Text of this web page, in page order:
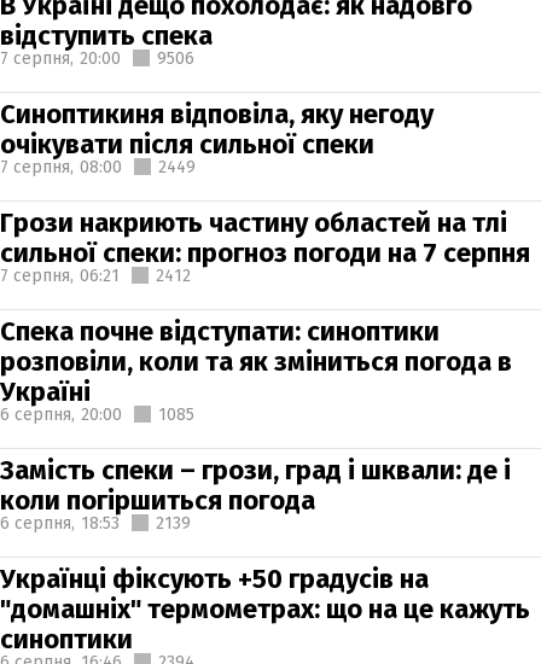
відступить спека
7 серпня, 20:00 9506
Синоптикиня відповіла, яку негоду
очікувати після сильної спеки
7 серпня, 08:00 2449
Грози накриють частину областей на тлі
сильної спеки: прогноз погоди на 7 серпня
7 серпня, 06:21 2412
Спека почне відступати: синоптики
розповіли, коли та як зміниться погода в
Україні
6 серпня, 20:00 1085
Замість спеки – грози, град і шквали: де і
коли погіршиться погода
6 серпня, 18:53 2139
Українці фіксують +50 градусів на
"домашніх" термометрах: що на це кажуть
синоптики